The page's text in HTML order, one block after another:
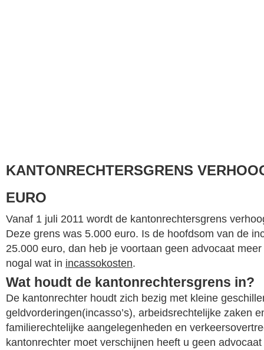
KANTONRECHTERSGRENS
EURO
Vanaf 1 juli 2011 wordt de kantonrechtersgrens
Deze grens was 5.000 euro. Is de hoofdsom van de
25.000 euro, dan heb je voortaan geen advocaat
nogal wat in incassokosten.
Wat houdt de kantonrechtersgrens in?
De kantonrechter houdt zich bezig met kleine
geldvorderingen(incasso’s), arbeidsrechtelijke zaken
familierechtelijke aangelegenheden en
kantonrechter moet verschijnen heeft u geen